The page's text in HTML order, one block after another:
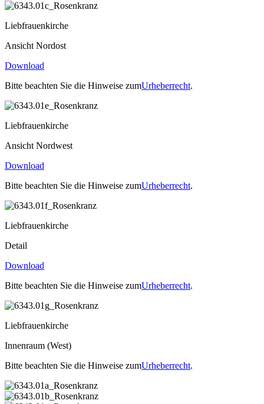
Liebfrauenkirche
Ansicht Nordost
Download
Bitte beachten Sie die Hinweise zumUrheberrecht.
Liebfrauenkirche
Ansicht Nordwest
Download
Bitte beachten Sie die Hinweise zumUrheberrecht.
Liebfrauenkirche
Detail
Download
Bitte beachten Sie die Hinweise zumUrheberrecht.
Liebfrauenkirche
Innenraum (West)
Bitte beachten Sie die Hinweise zumUrheberrecht.